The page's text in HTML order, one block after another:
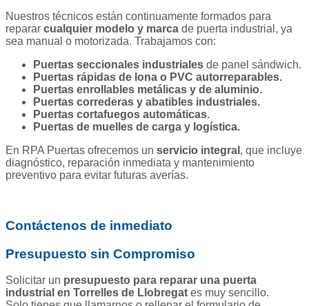
Nuestros técnicos están continuamente formados para
reparar cualquier modelo y marca de puerta industrial, ya
sea manual o motorizada. Trabajamos con:
Puertas seccionales industriales de panel sándwich.
Puertas rápidas de lona o PVC autorreparables.
Puertas enrollables metálicas y de aluminio.
Puertas correderas y abatibles industriales.
Puertas cortafuegos automáticas.
Puertas de muelles de carga y logística.
En RPA Puertas ofrecemos un servicio integral , que incluye
diagnóstico, reparación inmediata y mantenimiento
preventivo para evitar futuras averías.
Contáctenos de inmediato
Presupuesto sin Compromiso
Solicitar un presupuesto para reparar una puerta
industrial en Torrelles de Llobregat es muy sencillo.